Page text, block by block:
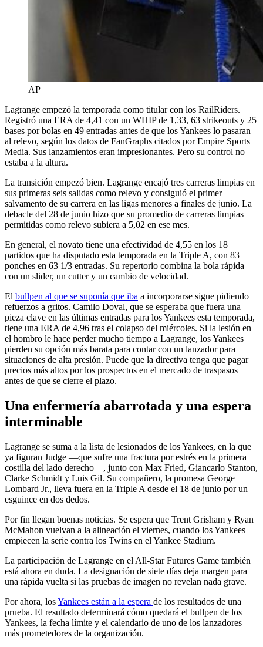
AP
Lagrange empezó la temporada como titular con los RailRiders.
Registró una ERA de 4,41 con un WHIP de 1,33, 63 strikeouts y 25
bases por bolas en 49 entradas antes de que los Yankees lo pasaran
al relevo, según los datos de FanGraphs citados por Empire Sports
Media. Sus lanzamientos eran impresionantes. Pero su control no
estaba a la altura.
La transición empezó bien. Lagrange encajó tres carreras limpias en
sus primeras seis salidas como relevo y consiguió el primer
salvamento de su carrera en las ligas menores a finales de junio. La
debacle del 28 de junio hizo que su promedio de carreras limpias
permitidas como relevo subiera a 5,02 en ese mes.
En general, el novato tiene una efectividad de 4,55 en los 18
partidos que ha disputado esta temporada en la Triple A, con 83
ponches en 63 1/3 entradas. Su repertorio combina la bola rápida
con un slider, un cutter y un cambio de velocidad.
El bullpen al que se suponía que iba a incorporarse sigue pidiendo
refuerzos a gritos. Camilo Doval, que se esperaba que fuera una
pieza clave en las últimas entradas para los Yankees esta temporada,
tiene una ERA de 4,96 tras el colapso del miércoles. Si la lesión en
el hombro le hace perder mucho tiempo a Lagrange, los Yankees
pierden su opción más barata para contar con un lanzador para
situaciones de alta presión. Puede que la directiva tenga que pagar
precios más altos por los prospectos en el mercado de traspasos
antes de que se cierre el plazo.
Una enfermería abarrotada y una espera
interminable
Lagrange se suma a la lista de lesionados de los Yankees, en la que
ya figuran Judge —que sufre una fractura por estrés en la primera
costilla del lado derecho—, junto con Max Fried, Giancarlo Stanton,
Clarke Schmidt y Luis Gil. Su compañero, la promesa George
Lombard Jr., lleva fuera en la Triple A desde el 18 de junio por un
esguince en dos dedos.
Por fin llegan buenas noticias. Se espera que Trent Grisham y Ryan
McMahon vuelvan a la alineación el viernes, cuando los Yankees
empiecen la serie contra los Twins en el Yankee Stadium.
La participación de Lagrange en el All-Star Futures Game también
está ahora en duda. La designación de siete días deja margen para
una rápida vuelta si las pruebas de imagen no revelan nada grave.
Por ahora, losYankees están a la espera de los resultados de una
prueba. El resultado determinará cómo quedará el bullpen de los
Yankees, la fecha límite y el calendario de uno de los lanzadores
más prometedores de la organización.